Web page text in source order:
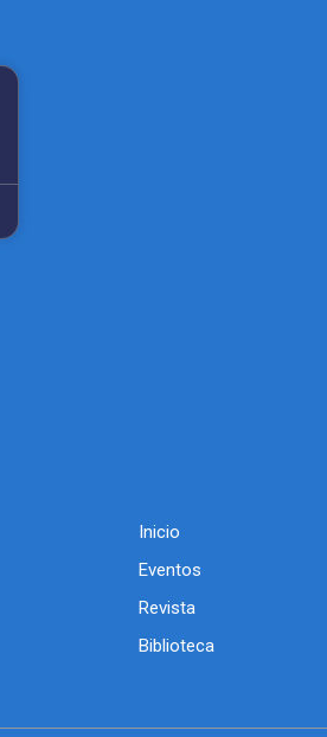
Inicio
Eventos
Revista
Biblioteca